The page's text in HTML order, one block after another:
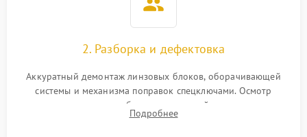
2. Разборка и дефектовка
Аккуратный демонтаж линзовых блоков, оборачивающей
системы и механизма поправок спецключами. Осмотр
внутренних резьбовых соединений, пружин и
уплотнительных колец. Поиск причин люфта, смещения
Подробнее